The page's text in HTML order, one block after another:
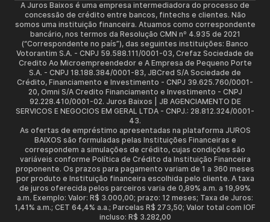
A Juros Baixos é uma empresa intermediadora do processo de
concessão de crédito entre bancos, fintechs e clientes. Não
somos uma instituição financeira. Atuamos como correspondente
bancário, nos termos da Resolução CMN nº 4.935 de 2021
(“Correspondente no país”), das seguintes instituições: Banco
Votorantim S.A. - CNPJ 59.588.111/0001-03, Crefaz Sociedade de
Credito Ao Microempreendedor e A Empresa de Pequeno Porte
S.A. - CNPJ 18.188.384/0001-83, JBCred S/A Sociedade de
Crédito, Financiamento e Investimento - CNPJ 39.625.760/0001-
20, Omni S/A Credito Financiamento e Investimento - CNPJ
92.228.410/0001-02. Juros Baixos | JB AGENCIAMENTO DE
SERVICOS E NEGOCIOS EM GERAL LTDA - CNPJ.: 28.812.324/0001-
43.
As ofertas de empréstimo apresentadas na plataforma JUROS
BAIXOS são formuladas pelas Instituições Financeiras e
correspondem a simulações de crédito, cujas condições são
variáveis conforme Política de Crédito da Instituição Financeira
proponente. Os prazos para pagamento variam de 1 a 360 meses
por produto e Instituição financeira escolhida pelo cliente. A taxa
de juros oferecida pelos parceiros varia de 0,89% a.m. a 19,99%
a.m. Exemplo: Valor: R$ 3.000,00; prazo: 12 meses; Taxa de Juros:
1,41% a.m.; CET 64,4% a.a.; Parcelas R$ 273,50; Valor total com IOF
incluso: R$ 3.282,00